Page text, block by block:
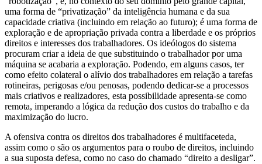
uma forma de “privatização” da inteligência humana e da sua
capacidade criativa (incluindo em relação ao futuro); é uma forma de
exploração e de apropriação privada contra a liberdade e os próprios
direitos e interesses dos trabalhadores. Os ideólogos do sistema
procuram criar a ideia de que substituindo o trabalhador por uma
máquina se acabaria a exploração. Podendo, em alguns casos, ter
como efeito colateral o alívio dos trabalhadores em relação a tarefas
rotineiras, perigosas e/ou penosas, podendo dedicar-se a processos
mais criativos e realizadores, esta possibilidade apresenta-se como
remota, imperando a lógica da redução dos custos do trabalho e da
maximização do lucro.
A ofensiva contra os direitos dos trabalhadores é multifaceteda,
assim como o são os argumentos para o roubo de direitos, incluindo
a sua suposta defesa, como no caso do chamado “direito a desligar”.